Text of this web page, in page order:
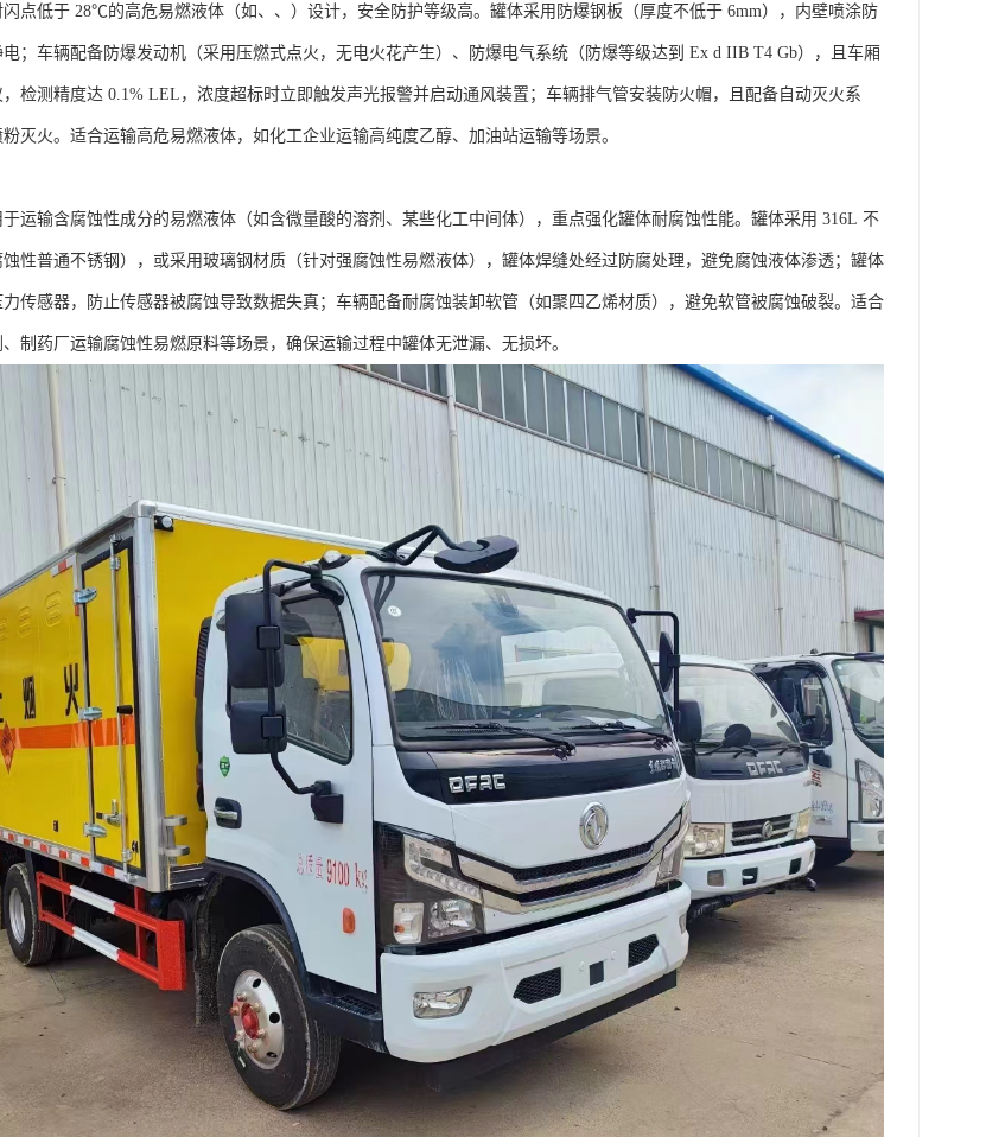
点低于 28℃的高危易燃液体（如、、）设计，安全防护等级高。罐体采用防爆钢板（厚度不低于 6mm），内壁喷涂防
；车辆配备防爆发动机（采用压燃式点火，无电火花产生）、防爆电气系统（防爆等级达到 Ex d IIB T4 Gb），且车厢
检测精度达 0.1% LEL，浓度超标时立即触发声光报警并启动通风装置；车辆排气管安装防火帽，且配备自动灭火系
灭火。适合运输高危易燃液体，如化工企业运输高纯度乙醇、加油站运输等场景。​
运输含腐蚀性成分的易燃液体（如含微量酸的溶剂、某些化工中间体），重点强化罐体耐腐蚀性能。罐体采用 316L 不
性普通不锈钢），或采用玻璃钢材质（针对强腐蚀性易燃液体），罐体焊缝处经过防腐处理，避免腐蚀液体渗透；罐体
传感器，防止传感器被腐蚀导致数据失真；车辆配备耐腐蚀装卸软管（如聚四乙烯材质），避免软管被腐蚀破裂。适合
制药厂运输腐蚀性易燃原料等场景，确保运输过程中罐体无泄漏、无损坏。​